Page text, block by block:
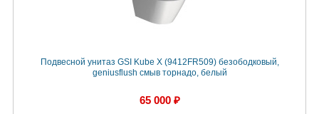
Подвесной унитаз GSI Kube X (9412FR509) безободковый,
geniusflush смыв торнадо, белый
65 000 ₽